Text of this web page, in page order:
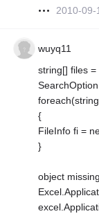
2010-09-
wuyq11
string[] files =
{
FileInfo fi =
}
object